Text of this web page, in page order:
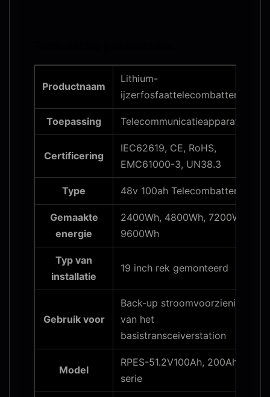
Productnaam
Lithium-
ijzerfosfaattelecombatterij
Toepassing Telecommunicatieapparatuur
Certificering
IEC62619, CE, RoHS,
EMC61000-3, UN38.3
Type 48v 100ah Telecombatterij
Gemaakte
energie
2400Wh, 4800Wh, 7200Wh,
9600Wh
Typ van
installatie
19 inch rek gemonteerd
Gebruik voor
Back-up stroomvoorziening
van het
basistransceiverstation
Model
RPES-51.2V100Ah, 200Ah
serie